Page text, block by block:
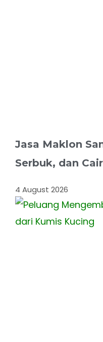
Jasa Maklon
Serbuk, dan
4 August 2026